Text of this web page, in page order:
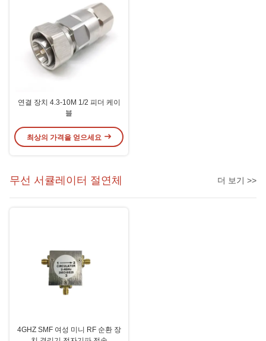
연결 장치 4.3-10M 1/2 피더 케이
블
최상의 가격을 얻으세요
무선 서큘레이터 절연체 더 보기 >>
4GHZ SMF 여성 미니 RF 순환 장